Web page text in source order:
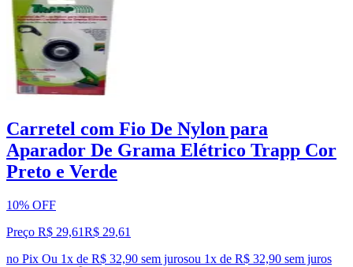
Carretel com Fio De Nylon para
Aparador De Grama Elétrico Trapp Cor
Preto e Verde
10% OFF
Preço R$ 29,61R$ 29,61
no Pix Ou 1x de R$ 32,90 sem jurosou 1x de R$ 32,90 sem juros